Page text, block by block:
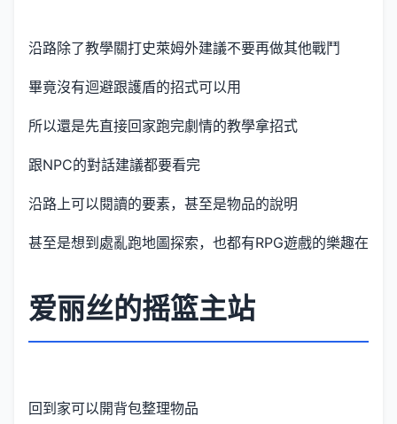
沿路除了教學關打史萊姆外建議不要再做其他戰鬥
畢竟沒有迴避跟護盾的招式可以用
所以還是先直接回家跑完劇情的教學拿招式
跟NPC的對話建議都要看完
沿路上可以閱讀的要素，甚至是物品的說明
甚至是想到處亂跑地圖探索，也都有RPG遊戲的樂趣在
爱丽丝的摇篮主站
回到家可以開背包整理物品